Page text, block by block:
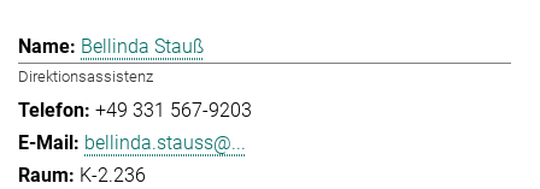
Bellinda Stauß
Direktionsassistenz
+49 331 567-9203
bellinda.stauss@...
K-2.236